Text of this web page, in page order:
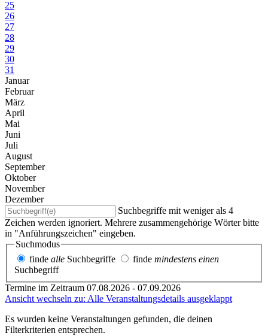
25
26
27
28
29
30
31
Januar
Februar
März
April
Mai
Juni
Juli
August
September
Oktober
November
Dezember
Suchbegriffe mit weniger als 4
Zeichen werden ignoriert. Mehrere zusammengehörige Wörter bitte
in "Anführungszeichen" eingeben.
Suchmodus
finde alle Suchbegriffe finde mindestens einen
Suchbegriff
Termine im Zeitraum 07.08.2026 - 07.09.2026
Ansicht wechseln zu: Alle Veranstaltungsdetails ausgeklappt
Es wurden keine Veranstaltungen gefunden, die deinen
Filterkriterien entsprechen.